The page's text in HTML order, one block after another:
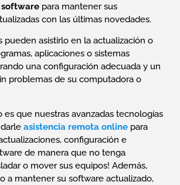
para mantener sus
con las últimas novedades.
pueden asistirlo en la actualización o
aplicaciones o sistemas
una configuración adecuada y un
problemas de su computadora o
es que nuestras avanzadas tecnologías
asistencia remota online para
configuración e
de manera que no tenga
o mover sus equipos! Además,
a mantener su software actualizado,